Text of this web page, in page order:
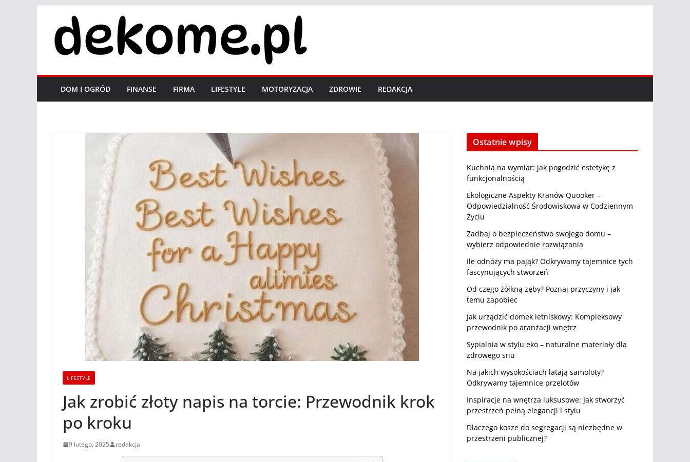
treści
DOM I OGRÓD FINANSE FIRMA LIFESTYLE MOTORYZACJA ZDROWIE REDAKCJA
LIFESTYLE
Jak zrobić złoty napis na torcie: Przewodnik krok
po kroku
9 lutego, 2025 redakcja
Ostatnie wpisy
Kuchnia na wymiar: jak pogodzić estetykę z
funkcjonalnością
Ekologiczne Aspekty Kranów Quooker –
Odpowiedzialność Środowiskowa w Codziennym
Życiu
Zadbaj o bezpieczeństwo swojego domu –
wybierz odpowiednie rozwiązania
Ile odnóży ma pająk? Odkrywamy tajemnice tych
fascynujących stworzeń
Od czego żółkną zęby? Poznaj przyczyny i jak
temu zapobiec
Jak urządzić domek letniskowy: Kompleksowy
przewodnik po aranżacji wnętrz
Sypialnia w stylu eko – naturalne materiały dla
zdrowego snu
Na jakich wysokościach latają samoloty?
Odkrywamy tajemnice przelotów
Inspiracje na wnętrza luksusowe: Jak stworzyć
przestrzeń pełną elegancji i stylu
Dlaczego kosze do segregacji są niezbędne w
przestrzeni publicznej?